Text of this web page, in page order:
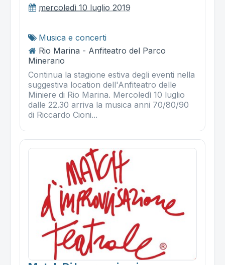
mercoledì 10 luglio 2019
Musica e concerti
Rio Marina - Anfiteatro del Parco
Minerario
Continua la stagione estiva degli eventi nella
suggestiva location dell'Anfiteatro delle
Miniere di Rio Marina. Mercoledì 10 luglio
dalle 22.30 arriva la musica anni 70/80/90
di Riccardo Cioni...